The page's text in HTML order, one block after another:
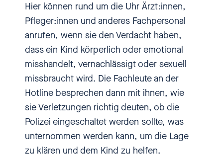
Hi. Herzlich willkommen bei
einbiszwei, dem Podcast über
Sexismus, sexuelle Übergriffe
und sexuelle Gewalt gegen
Kinder und Jugendliche.
einbiszwei? Ja, genau. Ein bis
zwei Kinder sind in jeder
Schulklasse in Deutschland
sexueller Gewalt ausgesetzt.
Wieso das so häufig passiert und
was man gegen sexuelle
Hier können rund um die Uhr Ärzt:innen,
Pfleger:innen und anderes Fachpersonal
anrufen, wenn sie den Verdacht haben,
dass ein Kind körperlich oder emotional
misshandelt, vernachlässigt oder sexuell
missbraucht wird. Die Fachleute an der
Hotline besprechen dann mit ihnen, wie
sie Verletzungen richtig deuten, ob die
Polizei eingeschaltet werden sollte, was
unternommen werden kann, um die Lage
zu klären und dem Kind zu helfen.